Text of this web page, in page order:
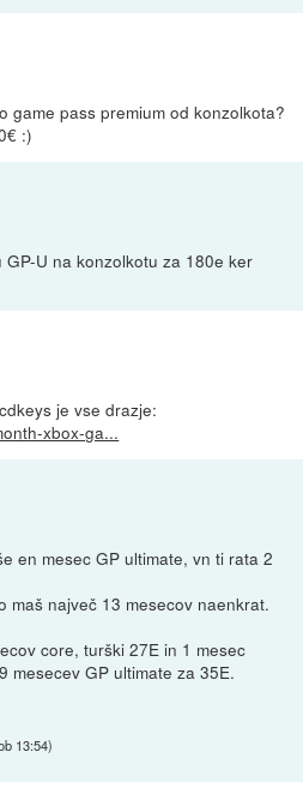
game pass premium od konzolkota?
:)
U na konzolkotu za 180e ker
je vse drazje:
xbox-ga...
en mesec GP ultimate, vn ti rata 2
maš največ 13 mesecov naenkrat.
core, turški 27E in 1 mesec
mesecev GP ultimate za 35E.
13:54)